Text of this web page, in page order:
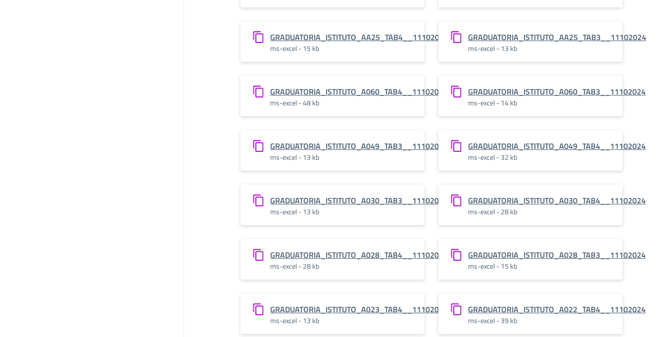
GRADUATORIA_ISTITUTO_AA25_TAB4__11102024
ms-excel - 15 kb
GRADUATORIA_ISTITUTO_AA25_TAB3__11102024
ms-excel - 13 kb
GRADUATORIA_ISTITUTO_A060_TAB4__11102024
ms-excel - 48 kb
GRADUATORIA_ISTITUTO_A060_TAB3__11102024
ms-excel - 14 kb
GRADUATORIA_ISTITUTO_A049_TAB3__11102024
ms-excel - 13 kb
GRADUATORIA_ISTITUTO_A049_TAB4__11102024
ms-excel - 32 kb
GRADUATORIA_ISTITUTO_A030_TAB3__11102024
ms-excel - 13 kb
GRADUATORIA_ISTITUTO_A030_TAB4__11102024
ms-excel - 28 kb
GRADUATORIA_ISTITUTO_A028_TAB4__11102024
ms-excel - 28 kb
GRADUATORIA_ISTITUTO_A028_TAB3__11102024
ms-excel - 15 kb
GRADUATORIA_ISTITUTO_A023_TAB4__11102024
ms-excel - 13 kb
GRADUATORIA_ISTITUTO_A022_TAB4__11102024
ms-excel - 39 kb